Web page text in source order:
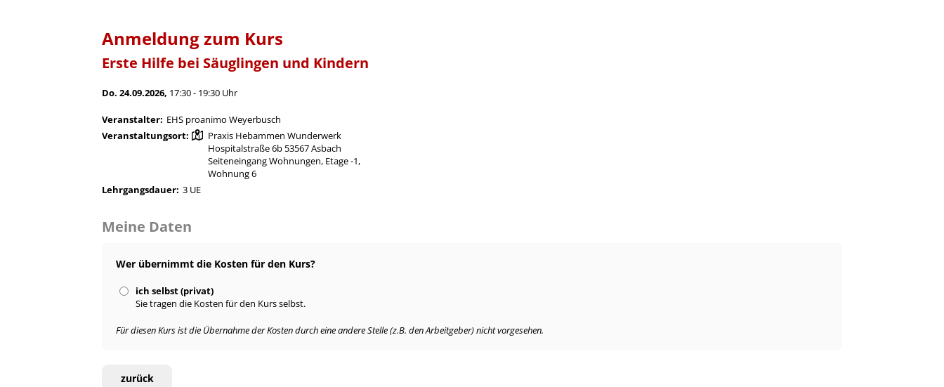
Anmeldung zum Kurs
Erste Hilfe bei Säuglingen und Kindern
Do. 24.09.2026, 17:30 - 19:30 Uhr
Veranstalter: EHS proanimo Weyerbusch
Veranstaltungsort:
Praxis Hebammen Wunderwerk
Hospitalstraße 6b 53567 Asbach
Seiteneingang Wohnungen, Etage -1,
Wohnung 6
Lehrgangsdauer: 3 UE
Meine Daten
Wer übernimmt die Kosten für den Kurs?
ich selbst (privat)
Sie tragen die Kosten für den Kurs selbst.
Für diesen Kurs ist die Übernahme der Kosten durch eine andere Stelle (z.B. den Arbeitgeber) nicht vorgesehen.
zurück